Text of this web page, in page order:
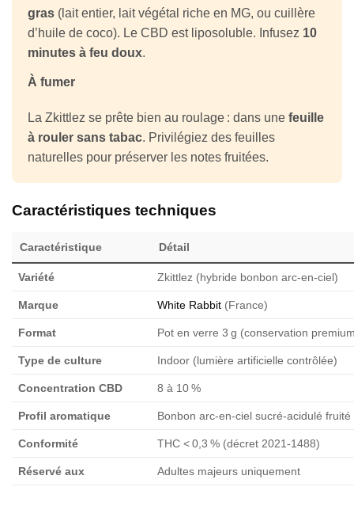
gras (lait entier, lait végétal riche en MG, ou cuillère
d’huile de coco). Le CBD est liposoluble. Infusez 10
minutes à feu doux.
À fumer
La Zkittlez se prête bien au roulage : dans une feuille
à rouler sans tabac. Privilégiez des feuilles
naturelles pour préserver les notes fruitées.
Caractéristiques techniques
Caractéristique Détail
Variété Zkittlez (hybride bonbon arc-en-ciel)
Marque White Rabbit (France)
Format Pot en verre 3 g (conservation
Type de culture Indoor (lumière artificielle contrôlée)
Concentration CBD 8 à 10 %
Profil aromatique Bonbon arc-en-ciel sucré-acidulé fruité
Conformité THC < 0,3 % (décret 2021-1488)
Réservé aux Adultes majeurs uniquement